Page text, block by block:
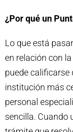
¿Por qué un
Lo que está
en relación con
puede calificarse
institución más
personal
sencilla. Cuando